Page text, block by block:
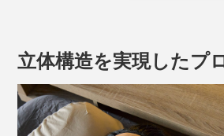
2009年に初代が開発されて以来、
本品は第4世代になるロングセラー
でも枕は、寝た状態で使うもの。寝
で、頚椎の深さに違いはないのか？
た。
ところが、年齢とともに、筋肉が衰
をしにくくなってくる……『プロ8
は、寝返りのしやすさも設計してい
あお向けの寝姿勢から、寝返りを
立体構造を実現したプ